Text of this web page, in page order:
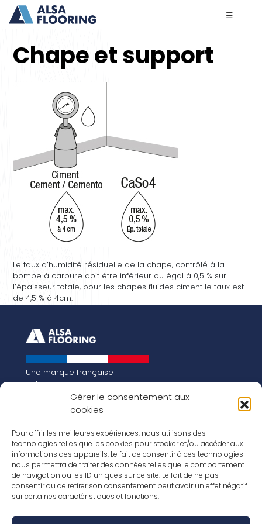
Gérer le consentement aux
cookies
Pour offrir les meilleures expériences, nous utilisons des
technologies telles que les cookies pour stocker et/ou accéder aux
informations des appareils. Le fait de consentir à ces technologies
nous permettra de traiter des données telles que le comportement
de navigation ou les ID uniques sur ce site. Le fait de ne pas
consentir ou de retirer son consentement peut avoir un effet négatif
sur certaines caractéristiques et fonctions.
☰
Chape et support
Le taux d’humidité résiduelle de la chape, contrôlé à la
bombe à carbure doit être inférieur ou égal à 0,5 % sur
l’épaisseur totale, pour les chapes fluides ciment le taux est
de 4,5 % à 4cm.
Une marque française
Qui sommes-nous
Notre histoire
Les chiffres clés
FR
EN
Nos revêtements
Nos Stratifiés
Nos accessoires
Nos parquets